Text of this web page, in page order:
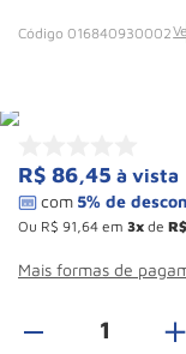
016840930002
R$ 86,45 à vista
Ou R$ 91 64 em 3 de R$
Mais formas de
＋
8 º Talha
9º Rodizio
10 º Paleteira